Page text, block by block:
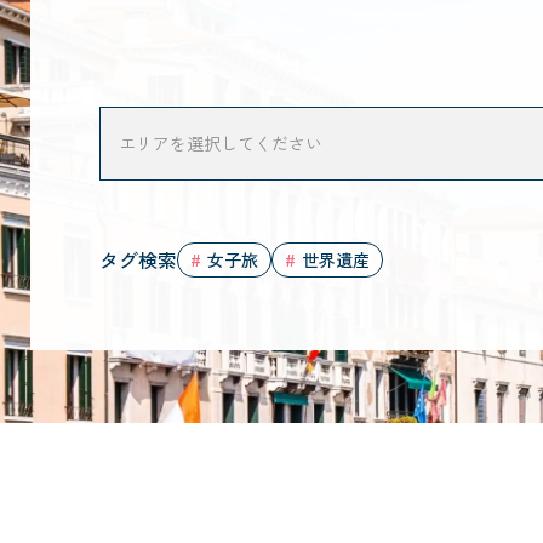
タグ検索 女子旅 世界遺産